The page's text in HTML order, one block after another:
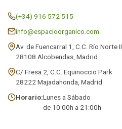
(+34) 916 572 515
info@espacioorganico.com
Av. de Fuencarral 1, C.C. Río Norte II
28108 Alcobendas, Madrid
C/ Fresa 2, C.C. Equinoccio Park
28222 Majadahonda, Madrid
Horario:Lunes a Sábado
de 10:00h a 21:00h